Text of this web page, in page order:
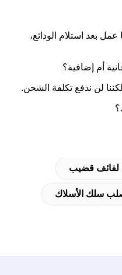
في غضون 20 يوما عمل بعد استلام الودائع،
أم إضافية؟
لن ندفع تكلفة الشحن.
لفائف قضيب
سلك الأسلاك